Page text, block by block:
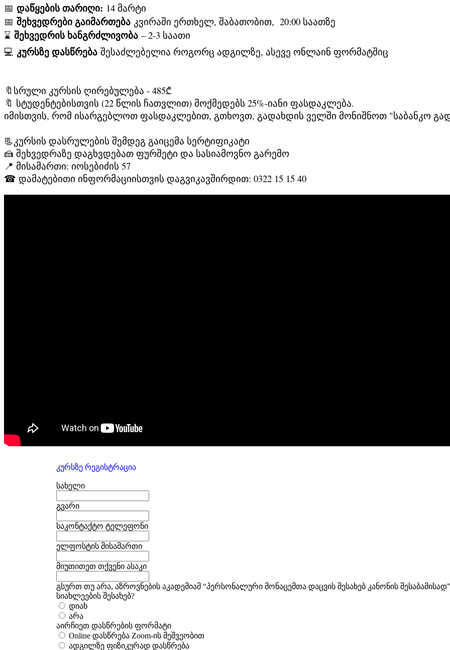
📅 დაწყების თარიღი: 14 მარტი
📅 შეხვედრები გაიმართება კვირაში ერთხელ, შაბათობით, 20:00 საათზე
⌛ შეხვედრის ხანგრძლივობა – 2-3 საათი
💻 კურსზე დასწრება შესაძლებელია როგორც ადგილზე, ასევე ონლაინ ფორმატშიც
🔖სრული კურსის ღირებულება - 485₾
🔖 სტუდენტებისთვის (22 წლის ჩათვლით) მოქმედებს 25%-იანი ფასდაკლება.
იმისთვის, რომ ისარგებლოთ ფასდაკლებით, გთხოვთ, გადახდის ველში მონიშნოთ "საბანკო
📃კურსის დასრულების შემდეგ გაიცემა სერტიფიკატი
🍰 შეხვედრაზე დაგხვდებათ ფურშეტი და სასიამოვნო გარემო
📍 მისამართი: იოსებიძის 57
☎ დამატებითი ინფორმაციისთვის დაგვიკავშირდით: 0322 15 15 40
კურსზე რეგისტრაცია
სახელი
გვარი
საკონტაქტო ტელეფონი
ელფოსტის მისამართი
მიუთითეთ თქვენი ასაკი
გსურთ თუ არა, აზროვნების აკადემიამ “პერსონალური მონაცემთა დაცვის შესახებ კანონის
სიახლეების შესახებ?
დიახ
არა
აირჩიეთ დასწრების ფორმატი
Online დასწრება Zoom-ის მეშვეობით
ადგილზე ფიზიკურად დასწრება